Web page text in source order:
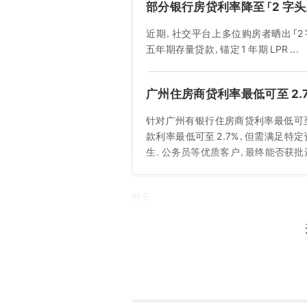
部分银行房贷利率降至「2 字头
近期，社交平台上多位购房者晒出「
五年期存量贷款，锚定 1 年期 LPR ...
广州住房商贷利率最低可至
针对广州有银行住房商贷利率最低可
款利率最低可至 2.7%，但需满足特定
生、公务员等优质客户，最终能否获
美国 30 年期抵押贷款利率升